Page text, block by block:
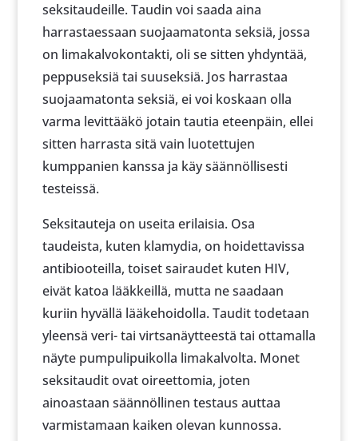
seksitaudeille. Taudin voi saada aina
harrastaessaan suojaamatonta seksiä, jossa
on limakalvokontakti, oli se sitten yhdyntää,
peppuseksiä tai suuseksiä. Jos harrastaa
suojaamatonta seksiä, ei voi koskaan olla
varma levittääkö jotain tautia eteenpäin, ellei
sitten harrasta sitä vain luotettujen
kumppanien kanssa ja käy säännöllisesti
testeissä.
Seksitauteja on useita erilaisia. Osa
taudeista, kuten klamydia, on hoidettavissa
antibiooteilla, toiset sairaudet kuten HIV,
eivät katoa lääkkeillä, mutta ne saadaan
kuriin hyvällä lääkehoidolla. Taudit todetaan
yleensä veri- tai virtsanäytteestä tai ottamalla
näyte pumpulipuikolla limakalvolta. Monet
seksitaudit ovat oireettomia, joten
ainoastaan säännöllinen testaus auttaa
varmistamaan kaiken olevan kunnossa.